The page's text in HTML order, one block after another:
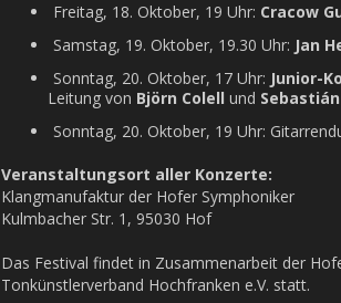
Freitag, 18. Oktober, 19 Uhr: Cracow
Samstag, 19. Oktober, 19.30 Uhr: Jan
Sonntag, 20. Oktober, 17 Uhr: Junior-
Leitung von Björn Colell und
Sonntag, 20. Oktober, 19 Uhr:
Veranstaltungsort aller Konzerte:
Klangmanufaktur der Hofer Symphoniker
Kulmbacher Str. 1, 95030 Hof
Das Festival findet in Zusammenarbeit der
Tonkünstlerverband Hochfranken e.V. statt.